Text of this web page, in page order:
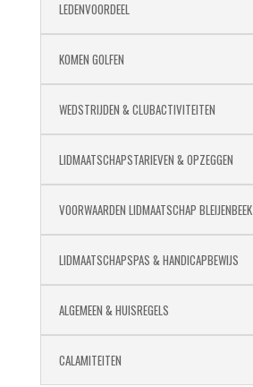
LEDENVOORDEEL
KOMEN GOLFEN
WEDSTRIJDEN & CLUBACTIVITEITEN
LIDMAATSCHAPSTARIEVEN & OPZEGGEN
VOORWAARDEN LIDMAATSCHAP BLEIJENBEEK
LIDMAATSCHAPSPAS & HANDICAPBEWIJS
ALGEMEEN & HUISREGELS
CALAMITEITEN